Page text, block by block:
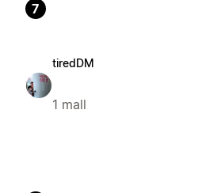
7
tiredDM
1 mall